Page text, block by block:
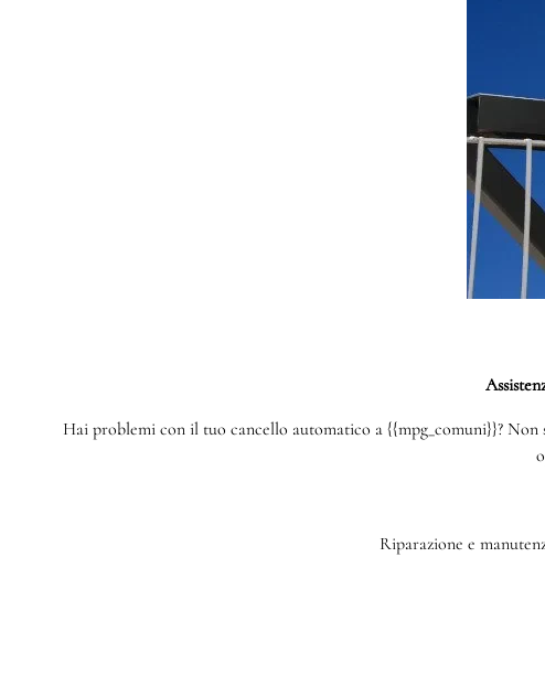
Hai problemi con il tuo cancello automatico a {{mpg_comuni}}?
Riparazione e